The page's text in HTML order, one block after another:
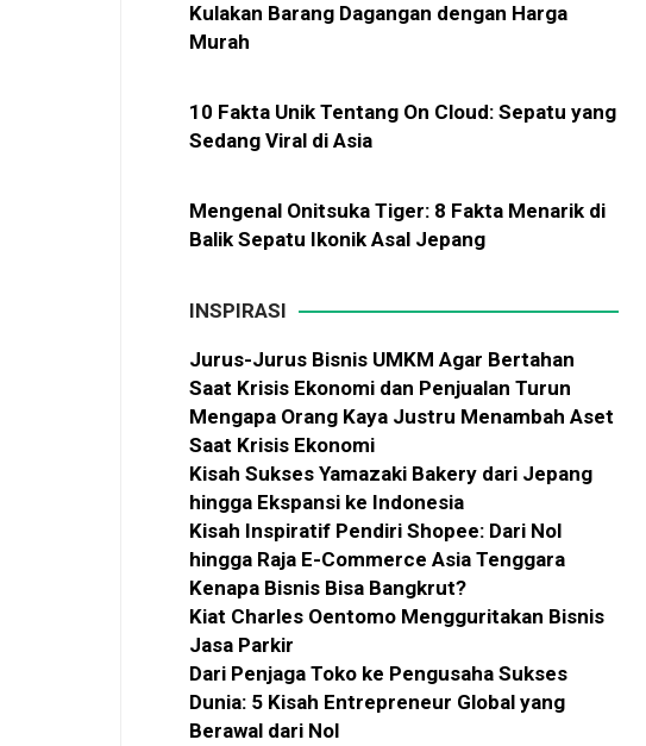
Kulakan Barang Dagangan dengan Harga
Murah
10 Fakta Unik Tentang On Cloud: Sepatu yang
Sedang Viral di Asia
Mengenal Onitsuka Tiger: 8 Fakta Menarik di
Balik Sepatu Ikonik Asal Jepang
INSPIRASI
Jurus-Jurus Bisnis UMKM Agar Bertahan
Saat Krisis Ekonomi dan Penjualan Turun
Mengapa Orang Kaya Justru Menambah Aset
Saat Krisis Ekonomi
Kisah Sukses Yamazaki Bakery dari Jepang
hingga Ekspansi ke Indonesia
Kisah Inspiratif Pendiri Shopee: Dari Nol
hingga Raja E-Commerce Asia Tenggara
Kenapa Bisnis Bisa Bangkrut?
Kiat Charles Oentomo Mengguritakan Bisnis
Jasa Parkir
Dari Penjaga Toko ke Pengusaha Sukses
Dunia: 5 Kisah Entrepreneur Global yang
Berawal dari Nol